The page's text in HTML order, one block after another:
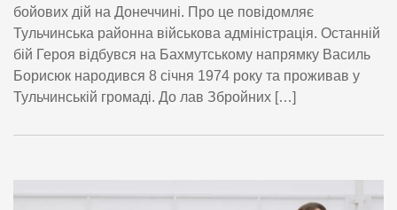
бойових дій на Донеччині. Про це повідомляє
Тульчинська районна військова адміністрація. Останній
бій Героя відбувся на Бахмутському напрямку Василь
Борисюк народився 8 січня 1974 року та проживав у
Тульчинській громаді. До лав Збройних […]